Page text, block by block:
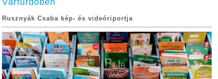
Rusznyák Csaba kép- és videóriportja